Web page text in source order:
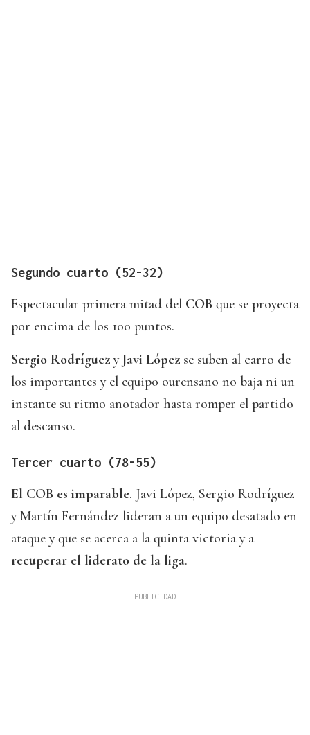
Segundo cuarto (52-32)
Espectacular primera mitad del COB que se proyecta
por encima de los 100 puntos.
Sergio Rodríguez yJavi López se suben al carro de
los importantes y el equipo ourensano no baja ni un
instante su ritmo anotador hasta romper el partido
al descanso.
Tercer cuarto (78-55)
El COB es imparable. Javi López, Sergio Rodríguez
y Martín Fernández lideran a un equipo desatado en
ataque y que se acerca a la quinta victoria y a
recuperar el liderato de la liga.